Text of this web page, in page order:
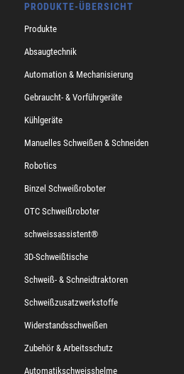
PRODUKTE-ÜBERSICHT
Produkte
Absaugtechnik
Automation & Mechanisierung
Gebraucht- & Vorführgeräte
Kühlgeräte
Manuelles Schweißen & Schneiden
Robotics
Binzel Schweißroboter
OTC Schweißroboter
schweissassistent®
3D-Schweißtische
Schweiß- & Schneidtraktoren
Schweißzusatzwerkstoffe
Widerstandsschweißen
Zubehör & Arbeitsschutz
Automatikschweisshelme